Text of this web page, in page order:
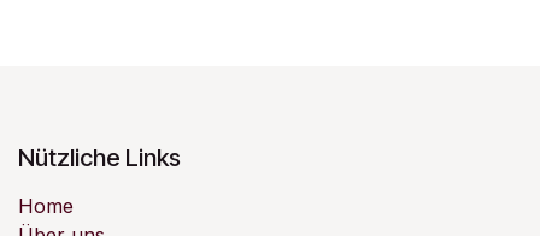
Nützliche Links
Home